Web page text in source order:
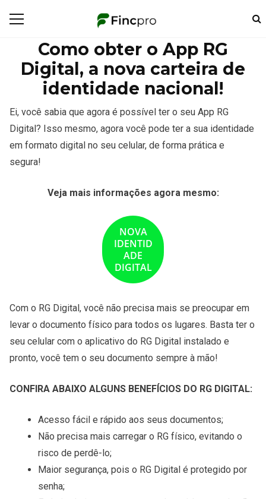
Como obter o App RG
Digital, a nova carteira de
identidade nacional!
Ei, você sabia que agora é possível ter o seu App RG
Digital? Isso mesmo, agora você pode ter a sua identidade
em formato digital no seu celular, de forma prática e
segura!
Veja mais informações agora mesmo:
NOVA
IDENTID
ADE
DIGITAL
Com o RG Digital, você não precisa mais se preocupar em
levar o documento físico para todos os lugares. Basta ter o
seu celular com o aplicativo do RG Digital instalado e
pronto, você tem o seu documento sempre à mão!
CONFIRA ABAIXO ALGUNS BENEFÍCIOS DO RG DIGITAL:
Acesso fácil e rápido aos seus documentos;
Não precisa mais carregar o RG físico, evitando o
risco de perdê-lo;
Maior segurança, pois o RG Digital é protegido por
senha;